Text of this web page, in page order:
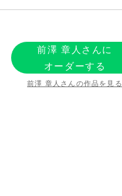
前澤 章人さんに
オーダーする
前澤 章人さんの作品を見る